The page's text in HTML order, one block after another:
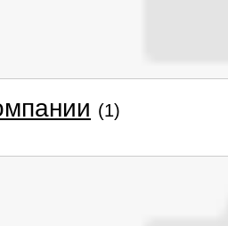
(1)